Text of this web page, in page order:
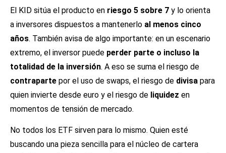
El KID sitúa el producto en riesgo 5 sobre 7 y lo orienta
a inversores dispuestos a mantenerlo al menos cinco
años. También avisa de algo importante: en un escenario
extremo, el inversor puede perder parte o incluso la
totalidad de la inversión. A eso se suma el riesgo de
contraparte por el uso de swaps, el riesgo de divisa para
quien invierte desde euro y el riesgo de liquidez en
momentos de tensión de mercado.
No todos los ETF sirven para lo mismo. Quien esté
buscando una pieza sencilla para el núcleo de cartera